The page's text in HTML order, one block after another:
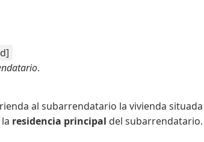
.
al subarrendatario la vivienda situada
residencia principal del subarrendatario.